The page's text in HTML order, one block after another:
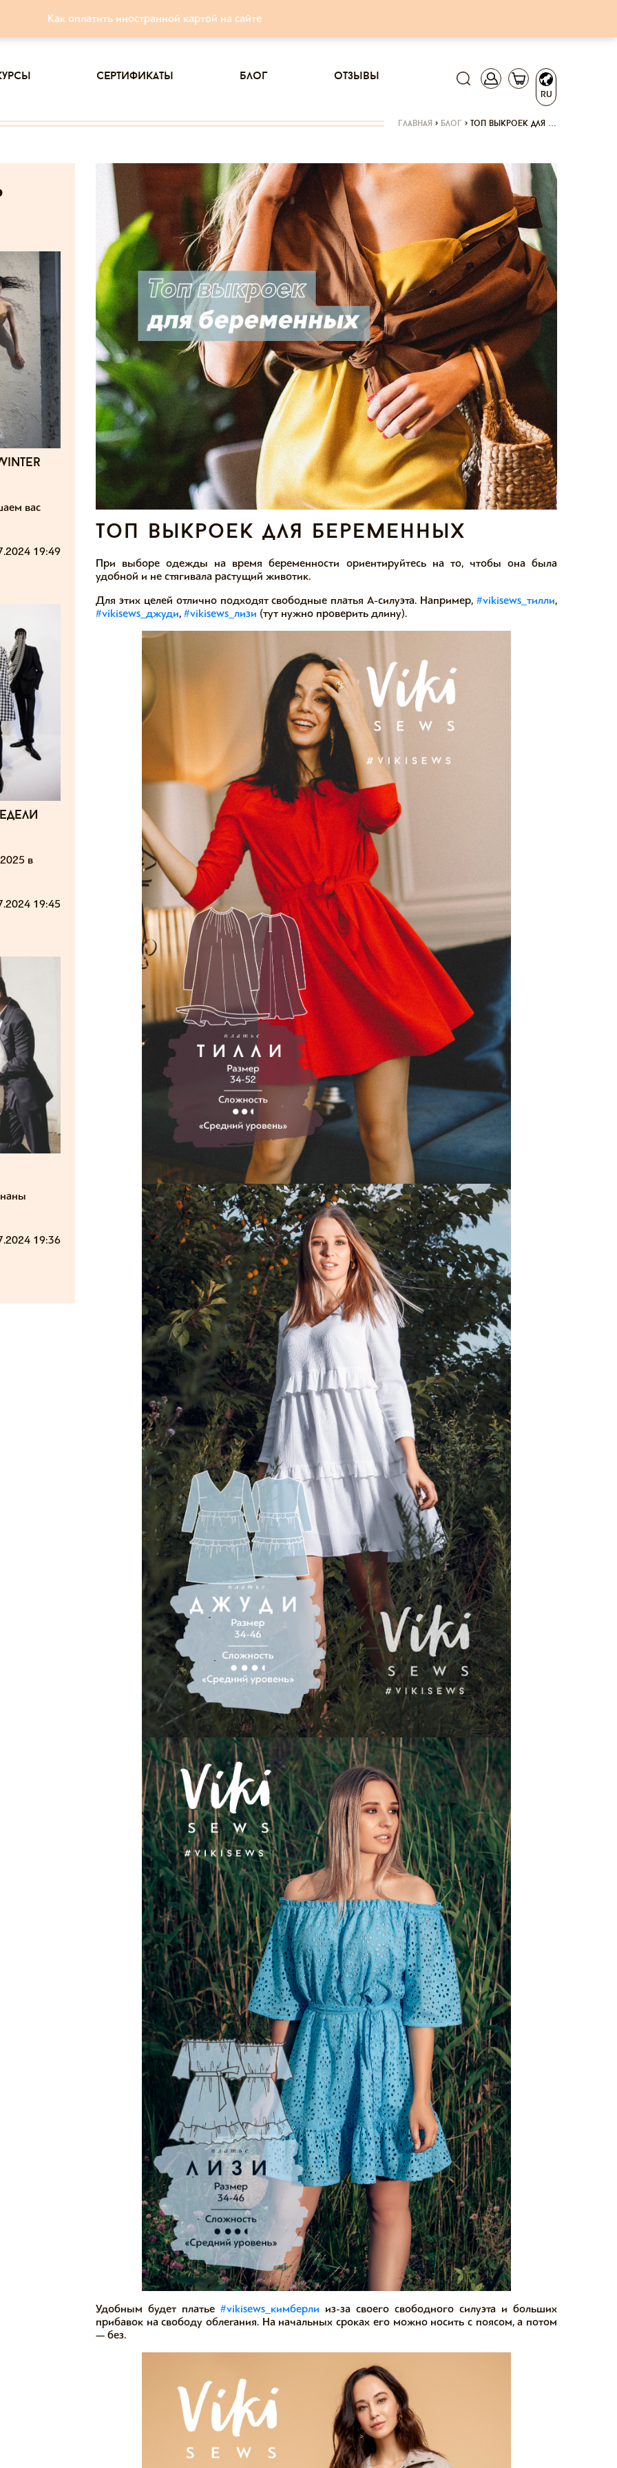
Как оплатить иностранной картой на сайте
RU
сертификаты блог отзывы
главная > блог > топ выкроек для …
вас
19:49
в
19:45
19:36
топ выкроек для беременных
При выборе одежды на время беременности ориентируйтесь на то, чтобы она была
удобной и не стягивала растущий животик.⠀
Для этих целей отлично подходят свободные платья А-силуэта. Например, #vikisews_тилли,
#vikisews_джуди, #vikisews_лизи (тут нужно проверить длину).
Удобным будет платье #vikisews_кимберли из-за своего свободного силуэта и больших
прибавок на свободу облегания. На начальных сроках его можно носить с поясом, а потом
— без. ⠀